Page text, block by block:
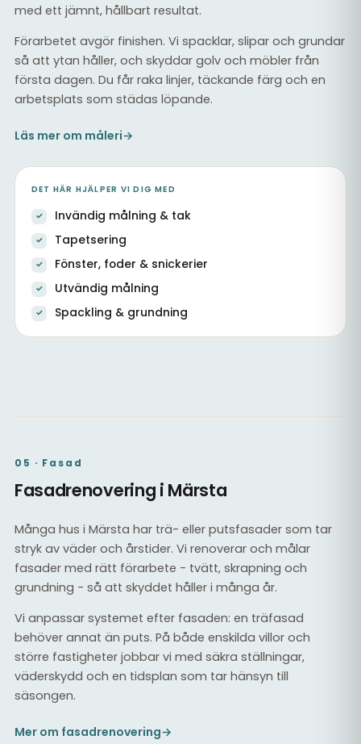
med ett jämnt, hållbart resultat.
Förarbetet avgör finishen. Vi spacklar, slipar och grundar
så att ytan håller, och skyddar golv och möbler från
första dagen. Du får raka linjer, täckande färg och en
arbetsplats som städas löpande.
Läs mer om måleri→
DET HÄR HJÄLPER VI DIG MED
Invändig målning & tak
Tapetsering
Fönster, foder & snickerier
Utvändig målning
Spackling & grundning
Ommålad trapphall med vita snickerier och tak
05 · Fasad
Fasadrenovering i Märsta
Många hus i Märsta har trä- eller putsfasader som tar
stryk av väder och årstider. Vi renoverar och målar
fasader med rätt förarbete - tvätt, skrapning och
grundning - så att skyddet håller i många år.
Vi anpassar systemet efter fasaden: en träfasad
behöver annat än puts. På både enskilda villor och
större fastigheter jobbar vi med säkra ställningar,
väderskydd och en tidsplan som tar hänsyn till
säsongen.
Mer om fasadrenovering→